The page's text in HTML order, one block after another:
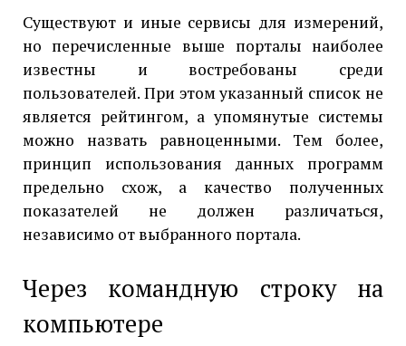
Существуют и иные сервисы для измерений,
но перечисленные выше порталы наиболее
известны и востребованы среди
пользователей. При этом указанный список не
является рейтингом, а упомянутые системы
можно назвать равноценными. Тем более,
принцип использования данных программ
предельно схож, а качество полученных
показателей не должен различаться,
независимо от выбранного портала.
Через командную строку на
компьютере